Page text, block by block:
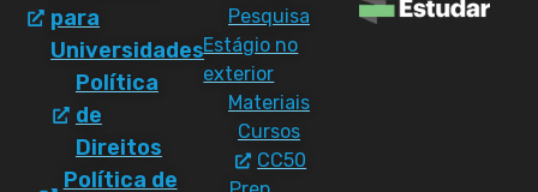
para
Universidades
Política
de
Direitos
Política de
Pesquisa
Estágio no
exterior
Materiais
Cursos
CC50